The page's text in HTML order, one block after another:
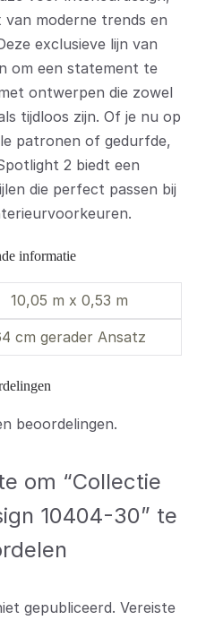
van moderne trends en
exclusieve lijn van
om een statement te
ontwerpen die zowel
tijdloos zijn. Of je nu op
patronen of gedurfde,
2 biedt een
die perfect passen bij
informatie
10,05 m x 0,53 m
cm gerader Ansatz
beoordelingen.
om “Collectie
10404-30” te
gepubliceerd. Vereiste